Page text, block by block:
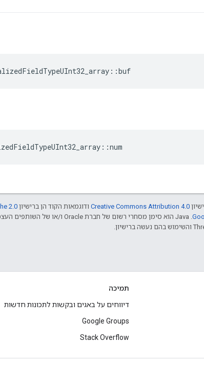
Creative Commons Attribution 4.0‏ ודוגמאות הקוד הן ברישיון 2.0‏
תמיכה
דיווחים על באגים ובקשות לתכונות חדשות
Google Groups
Stack Overflow